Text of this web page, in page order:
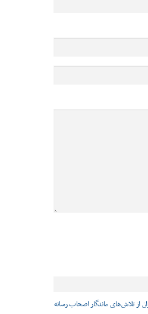
از تلاش‌های ماندگار اصحاب رسانه